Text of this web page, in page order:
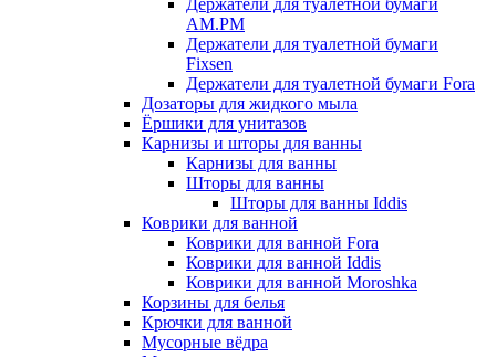
Держатели для туалетной бумаги
AM.PM
Держатели для туалетной бумаги
Fixsen
Держатели для туалетной бумаги Fora
Дозаторы для жидкого мыла
Ёршики для унитазов
Карнизы и шторы для ванны
Карнизы для ванны
Шторы для ванны
Шторы для ванны Iddis
Коврики для ванной
Коврики для ванной Fora
Коврики для ванной Iddis
Коврики для ванной Moroshka
Корзины для белья
Крючки для ванной
Мусорные вёдра